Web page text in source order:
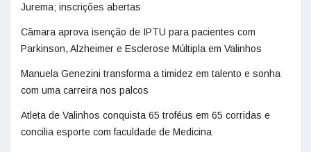
Jurema; inscrições abertas
Câmara aprova isenção de IPTU para pacientes com
Parkinson, Alzheimer e Esclerose Múltipla em Valinhos
Manuela Genezini transforma a timidez em talento e sonha
com uma carreira nos palcos
Atleta de Valinhos conquista 65 troféus em 65 corridas e
concilia esporte com faculdade de Medicina